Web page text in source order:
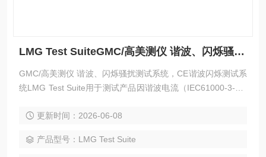
LMG Test SuiteGMC/高美测仪 谐波、闪烁骚扰测试系统
GMC/高美测仪 谐波、闪烁骚扰测试系统，CE谐波闪烁测试系
统LMG Test Suite用于测试产品因谐波电流（IEC61000-3-2/1
扰，同时满足IEC61000-4-7附录B中要求的对于2kHz-9kHz的
更新时间：2026-06-08
产品型号：LMG Test Suite